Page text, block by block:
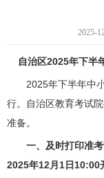
2025-
自治区2025年下半
2025年下半年中小
行。自治区教育考试
准备。
一、及时打印准
2025年12月1日10:00